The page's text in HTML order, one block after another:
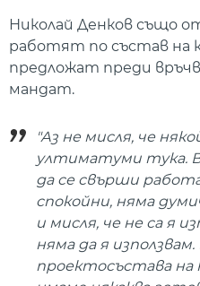
Николай Денков също
работят по състав на
предложат преди
мандат.
"Аз не мисля, че
ултиматуми тука.
да се свърши
спокойни, няма
и мисля, че не са я
няма да я
проектосъстава на